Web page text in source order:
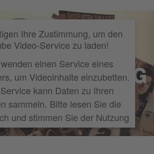
Ihre Zustimmung, um den
Video-Service zu laden!
einen Service eines
um Videoinhalte einzubetten.
kann Daten zu Ihren
sammeln. Bitte lesen Sie die
und stimmen Sie der Nutzung
zu, um dieses Video